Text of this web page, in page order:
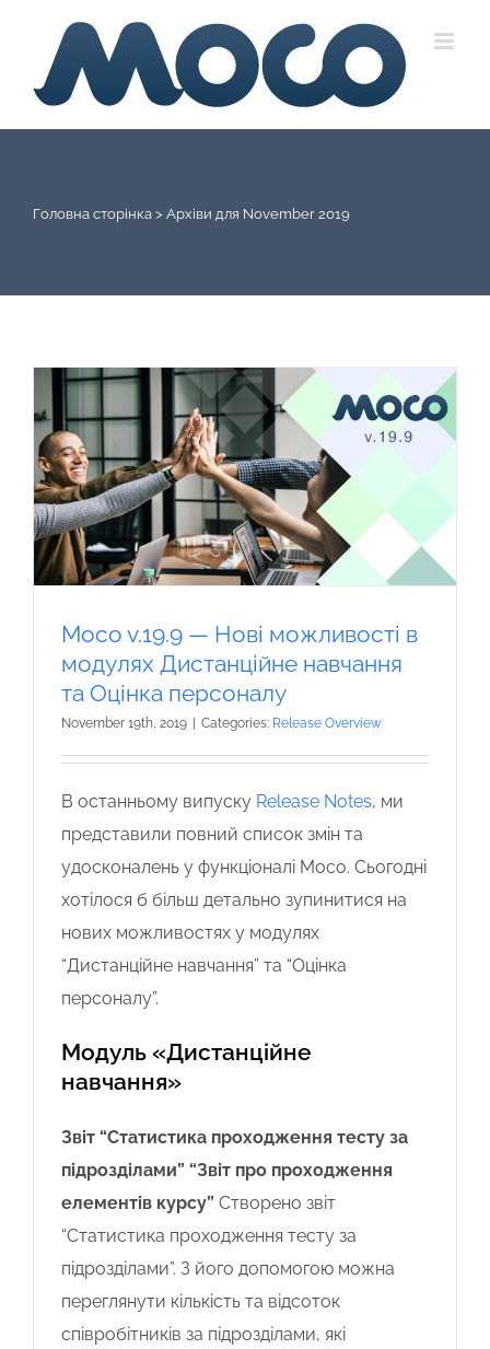
content
Головна сторінка > Архіви для November 2019
Moco v.19.9 — Нові можливості в
модулях Дистанційне навчання
та Оцінка персоналу
November 19th, 2019 | Categories: Release Overview
В останньому випуску Release Notes, ми
представили повний список змін та
удосконалень у функціоналі Moco. Сьогодні
хотілося б більш детально зупинитися на
нових можливостях у модулях
“Дистанційне навчання” та “Оцінка
персоналу”.
Модуль «Дистанційне
навчання»
Звіт “Статистика проходження тесту за
підрозділами” “Звіт про проходження
елементів курсу” Створено звіт
“Статистика проходження тесту за
підрозділами”. З його допомогою можна
переглянути кількість та відсоток
співробітників за підрозділами, які